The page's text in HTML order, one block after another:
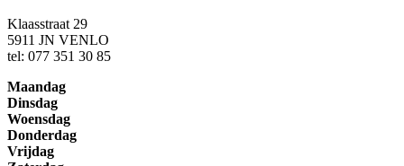
Klaasstraat 29
5911 JN VENLO
tel: 077 351 30 85
Maandag
Dinsdag
Woensdag
Donderdag
Vrijdag